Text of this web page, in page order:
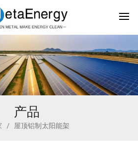
产品
/ 屋顶铝制太阳能架